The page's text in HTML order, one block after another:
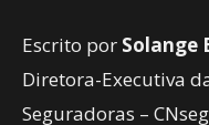
Escrito por Solange
Diretora-Executiva
Seguradoras – CNseg